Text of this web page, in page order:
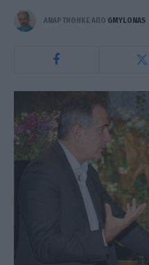
ΑΝΑΡΤΗΘΗΚΕ ΑΠΟ GMYLONAS